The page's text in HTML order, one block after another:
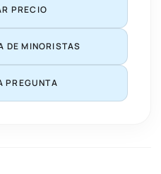
PRECIO
DE MINORISTAS
PREGUNTA